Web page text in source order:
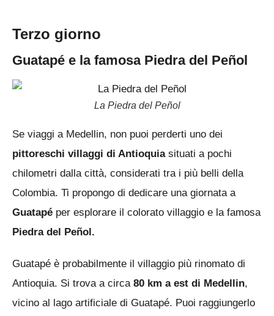
Terzo giorno
Guatapé e la famosa Piedra del Peñol
La Piedra del Peñol
Se viaggi a Medellin, non puoi perderti uno dei
pittoreschi villaggi di Antioquiasituati a pochi
chilometri dalla città, considerati tra i più belli della
Colombia. Ti propongo di dedicare una giornata a
Guatapé per esplorare il colorato villaggio e la famosa
Piedra del Peñol.
Guatapé è probabilmente il villaggio più rinomato di
Antioquia. Si trova a circa 80 km a est di Medellin,
vicino al lago artificiale di Guatapé. Puoi raggiungerlo